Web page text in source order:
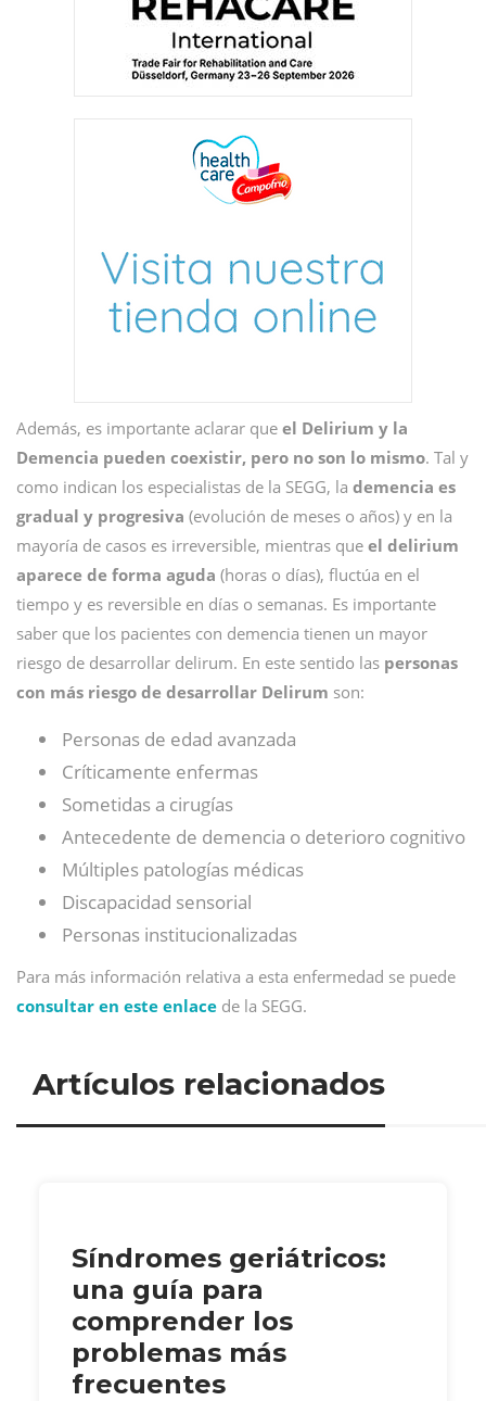
Además, es importante aclarar que el Delirium y la
Demencia pueden coexistir, pero no son lo mismo. Tal y
como indican los especialistas de la SEGG, la demencia es
gradual y progresiva (evolución de meses o años) y en la
mayoría de casos es irreversible, mientras que el delirium
aparece de forma aguda (horas o días), fluctúa en el
tiempo y es reversible en días o semanas. Es importante
saber que los pacientes con demencia tienen un mayor
riesgo de desarrollar delirum. En este sentido las personas
con más riesgo de desarrollar Delirum son:
Personas de edad avanzada
Críticamente enfermas
Sometidas a cirugías
Antecedente de demencia o deterioro cognitivo
Múltiples patologías médicas
Discapacidad sensorial
Personas institucionalizadas
Para más información relativa a esta enfermedad se puede
consultar en este enlace de la SEGG.
Artículos relacionados
Síndromes geriátricos:
una guía para
comprender los
problemas más
frecuentes